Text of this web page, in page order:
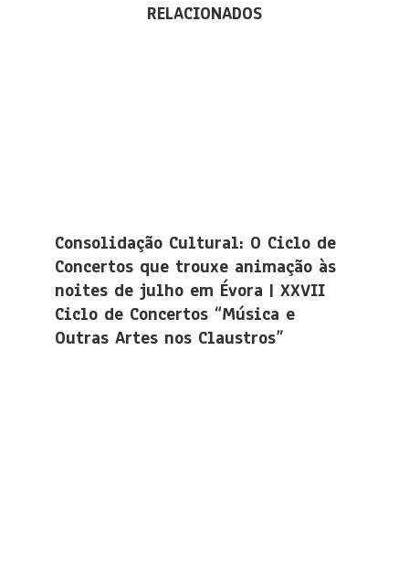
RELACIONADOS
Consolidação Cultural: O Ciclo de
Concertos que trouxe animação às
noites de julho em Évora | XXVII
Ciclo de Concertos “Música e
Outras Artes nos Claustros”